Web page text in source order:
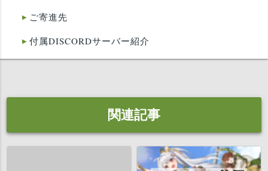
ご寄進先
付属DISCORDサーバー紹介
関連記事